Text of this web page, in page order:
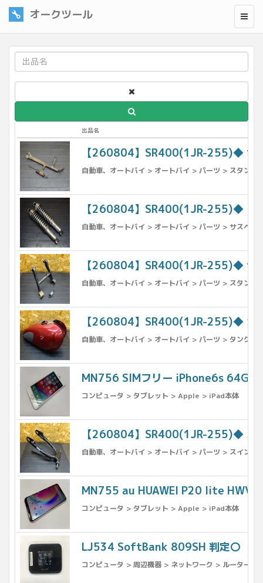
オークツール
出品名
【260804】SR400(1JR-255)◆ サ
自動車、オートバイ > オートバイ > パーツ > スタンド
【260804】SR400(1JR-255)◆ リ
自動車、オートバイ > オートバイ > パーツ > サスペン
【260804】SR400(1JR-255)◆ セ
自動車、オートバイ > オートバイ > パーツ > スタンド
【260804】SR400(1JR-255)◆ ガ
自動車、オートバイ > オートバイ > パーツ > タンク >
MN756 SIMフリー iPhone6s 64GB
コンピュータ > タブレット > Apple > iPad本体
【260804】SR400(1JR-255)◆ ス
自動車、オートバイ > オートバイ > パーツ > スイング
MN755 au HUAWEI P20 lite
コンピュータ > タブレット > Apple > iPad本体
LJ534 SoftBank 809SH 判定〇
コンピュータ > 周辺機器 > ネットワーク > ルーター